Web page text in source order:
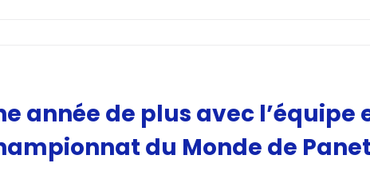
année de plus avec l’équipe
du Monde de